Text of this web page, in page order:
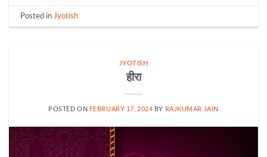
Posted inJyotish
JYOTISH
हीरा
POSTED ON FEBRUARY 17, 2024 BY RAJKUMAR JAIN